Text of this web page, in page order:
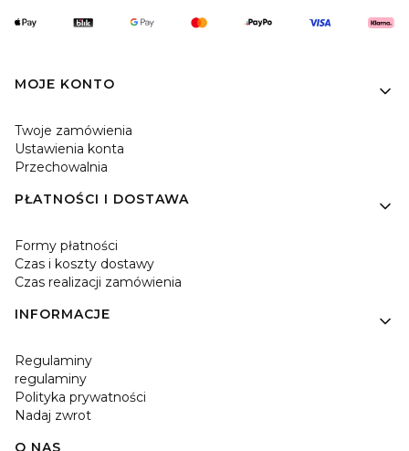
Linki w stopce
MOJE KONTO
Twoje zamówienia
Ustawienia konta
Przechowalnia
PŁATNOŚCI I DOSTAWA
Formy płatności
Czas i koszty dostawy
Czas realizacji zamówienia
INFORMACJE
Regulaminy
regulaminy
Polityka prywatności
Nadaj zwrot
O NAS